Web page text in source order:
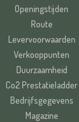
Openingstijden
Route
Levervoorwaarden
Verkooppunten
Duurzaamheid
Co2 Prestatieladder
Bedrijfsgegevens
Magazine